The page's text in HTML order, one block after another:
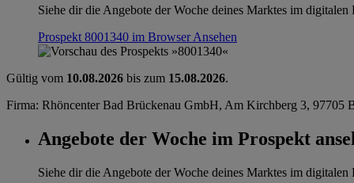
Siehe dir die Angebote der Woche deines Marktes im digitalen
Prospekt 8001340 im BrowserAnsehen
Gültig vom 10.08.2026 bis zum 15.08.2026.
Firma: Rhöncenter Bad Brückenau GmbH, Am Kirchberg 3, 97705
Angebote der Woche im Prospekt
Siehe dir die Angebote der Woche deines Marktes im digitalen